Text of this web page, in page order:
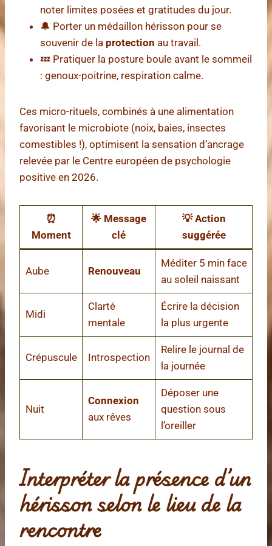
noter limites posées et gratitudes du jour.
🔔 Porter un médaillon hérisson pour se
souvenir de la protection au travail.
💤 Pratiquer la posture boule avant le sommeil
: genoux-poitrine, respiration calme.
Ces micro-rituels, combinés à une alimentation
favorisant le microbiote (noix, baies, insectes
comestibles !), optimisent la sensation d’ancrage
relevée par le Centre européen de psychologie
positive en 2026.
⏰
Moment
🌟 Message
clé
💡 Action
suggérée
Aube Renouveau
Méditer 5 min face
au soleil naissant
Midi
Clarté
mentale
Écrire la décision
la plus urgente
Crépuscule Introspection
Relire le journal de
la journée
Nuit
Connexion
aux rêves
Déposer une
question sous
l’oreiller
Interpréter la présence d’un
hérisson selon le lieu de la
rencontre